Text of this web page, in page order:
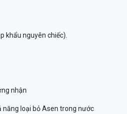
khẩu nguyên chiếc).
nhận
năng loại bỏ Asen trong nước